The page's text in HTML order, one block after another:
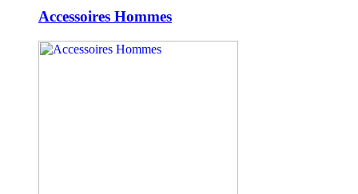
Accessoires Hommes